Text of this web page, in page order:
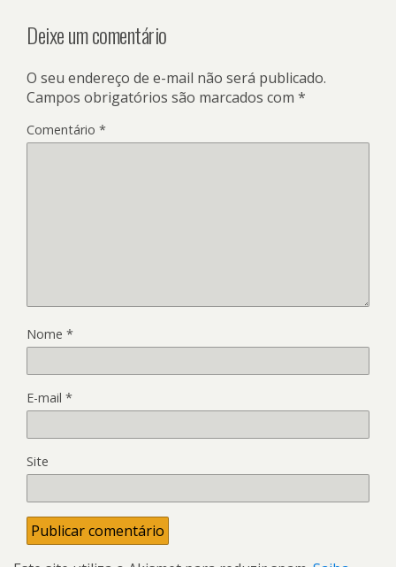
Deixe um comentário
O seu endereço de e-mail não será publicado.
Campos obrigatórios são marcados com *
Comentário *
Nome *
E-mail *
Site